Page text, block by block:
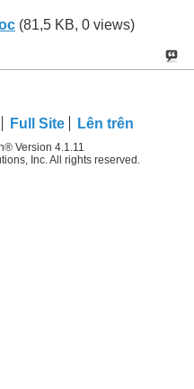
(81,5 KB, 0 views)
Full Site Lên trên
Version 4.1.11
Inc. All rights reserved.